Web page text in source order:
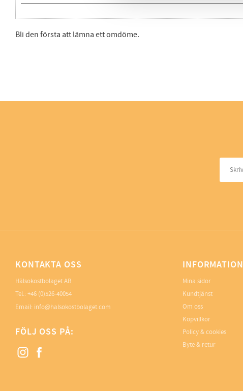
Bli den första att lämna ett omdöme.
KONTAKTA OSS
Hälsokostbolaget AB
Tel.: +46 (0)526-40054
Email: info@halsokostbolaget.com
FÖLJ OSS PÅ:
INFORMATION
Mina sidor
Kundtjänst
Om oss
Köpvillkor
Policy & cookies
Byte & retur